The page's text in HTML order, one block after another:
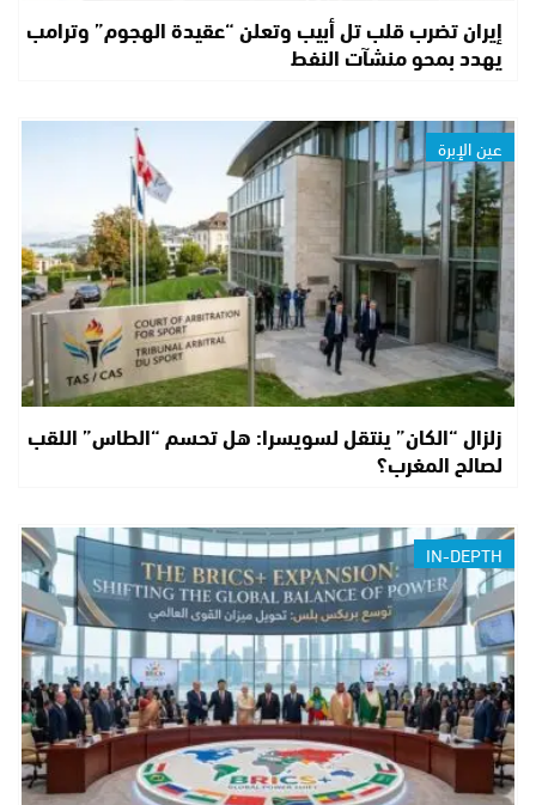
إيران تضرب قلب تل أبيب وتعلن “عقيدة الهجوم” وترامب
يهدد بمحو منشآت النفط
عين الإبرة
زلزال “الكان” ينتقل لسويسرا: هل تحسم “الطاس” اللقب
لصالح المغرب؟
IN-DEPTH